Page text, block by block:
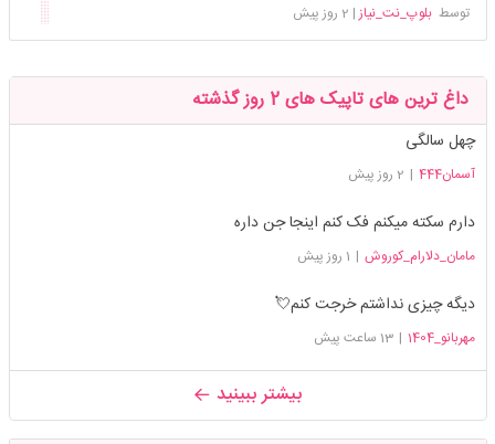
توسطبلوپ_نت_نیاز | 2 روز پیش
داغ ترین های تاپیک های 2 روز گذشته
چهل سالگی
آسمان444 | 2 روز پیش
دارم سکته میکنم فک کنم اینجا جن داره
مامان_دلارام_کوروش | 1 روز پیش
دیگه چیزی نداشتم خرجت کنم💘
مهربانو_1404 | 13 ساعت پیش
بیشتر ببینید